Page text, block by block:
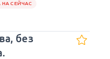
НА СЕЙЧАС
без